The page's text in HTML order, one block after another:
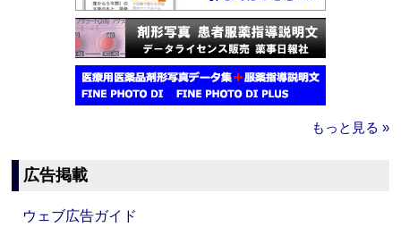
もっと見る »
広告掲載
ウェブ広告ガイド